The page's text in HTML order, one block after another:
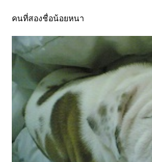
คนที่สองชื่อน้อยหนา